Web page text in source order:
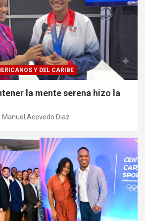
Y DEL CARIBE
la mente serena hizo la
Manuel Acevedo Diaz